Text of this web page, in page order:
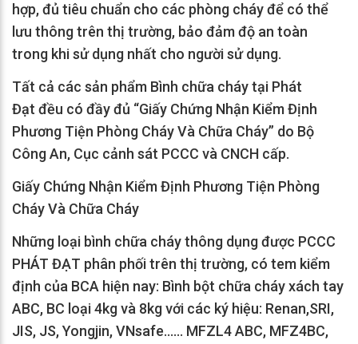
hợp, đủ tiêu chuẩn cho các phòng cháy để có thể
lưu thông trên thị trường, bảo đảm độ an toàn
trong khi sử dụng nhất cho người sử dụng.
Tất cả các sản phẩm Bình chữa cháy tại Phát
Đạt đều có đầy đủ “Giấy Chứng Nhận Kiểm Định
Phương Tiện Phòng Cháy Và Chữa Cháy” do Bộ
Công An, Cục cảnh sát PCCC và CNCH cấp.
Giấy Chứng Nhận Kiểm Định Phương Tiện Phòng
Cháy Và Chữa Cháy
Những loại bình chữa cháy thông dụng được PCCC
PHÁT ĐẠT phân phối trên thị trường, có tem kiểm
định của BCA hiện nay: Bình bột chữa cháy xách tay
ABC, BC loại 4kg và 8kg với các ký hiệu: Renan,SRI,
JIS, JS, Yongjin, VNsafe...... MFZL4 ABC, MFZ4BC,